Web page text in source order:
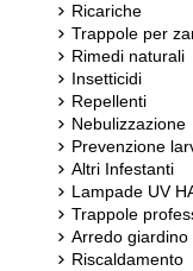
Ricariche
Trappole per
Rimedi naturali
Insetticidi
Repellenti
Nebulizzazione
Prevenzione
Altri Infestanti
Lampade UV
Trappole
Arredo giardino
Riscaldamento